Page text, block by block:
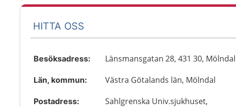
HITTA OSS
Besöksadress: Länsmansgatan 28, 431 30, Mölndal
Län, kommun: Västra Götalands län, Mölndal
Postadress:
Sahlgrenska Univ.sjukhuset,